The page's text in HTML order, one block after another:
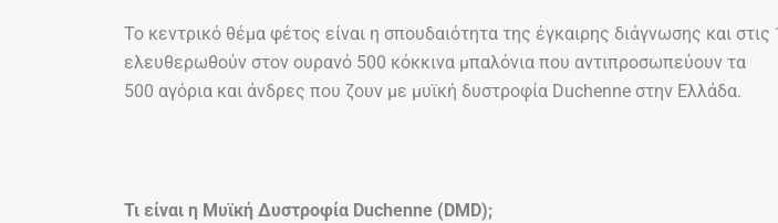
Το κεντρικό θέμα φέτος είναι η σπουδαιότητα της έγκαιρης διάγνωσης και
ελευθερωθούν στον ουρανό 500 κόκκινα μπαλόνια που αντιπροσωπεύουν τα
500 αγόρια και άνδρες που ζουν με μυϊκή δυστροφία Duchenne στην Ελλάδα.
Τι είναι η Μυϊκή Δυστροφία Duchenne (DMD);